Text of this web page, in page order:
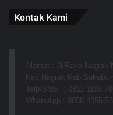
Kontak Kami
Alamat : Jl.Raya Nagrak
Kec.Nagrak
Telp/SMS  : 0811 1103
WhatsApp : 0858 4655